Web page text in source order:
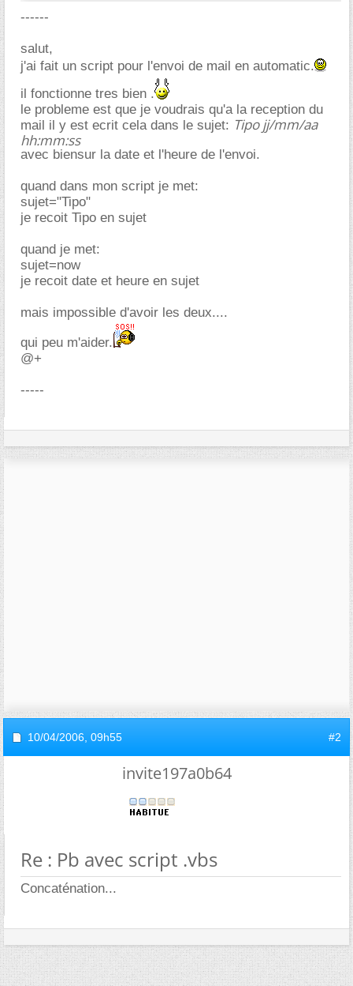
------
salut,
j'ai fait un script pour l'envoi de mail en automatic.
il fonctionne tres bien .
le probleme est que je voudrais qu'a la reception du
mail il y est ecrit cela dans le sujet: Tipo jj/mm/aa
hh:mm:ss
avec biensur la date et l'heure de l'envoi.
quand dans mon script je met:
sujet="Tipo"
je recoit Tipo en sujet
quand je met:
sujet=now
je recoit date et heure en sujet
mais impossible d'avoir les deux....
qui peu m'aider.
@+
-----
10/04/2006, 09h55 #2
invite197a0b64
Re : Pb avec script .vbs
Concaténation...